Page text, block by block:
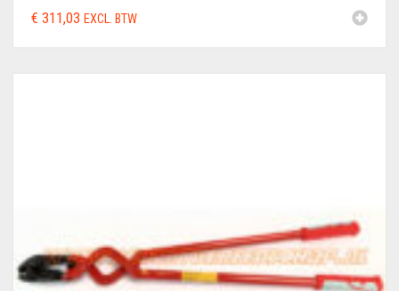
€ 311,03 EXCL. BTW